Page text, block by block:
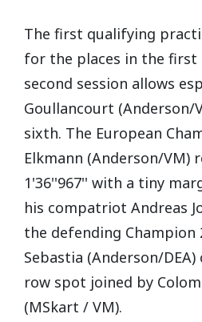
The first qualifying
for the places in the first
second session allows
Goullancourt (Anderson/
sixth. The European
Elkmann (Anderson/VM)
1'36''967'' with a tiny
his compatriot Andreas
the defending Champion
Sebastia (Anderson/DEA)
row spot joined by
(MSkart / VM).
2011
2009
2008
2006
2005
2007
2005
2004
MAGNY-COURS
NOGARO
PAU ARNOS
PAUL RICARD
Vidéos 2003
Vidéos 2002
Vidéos/Youtube
Autres années